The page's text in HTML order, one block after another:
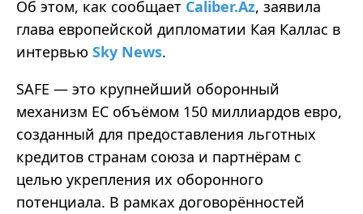
Об этом, как сообщает Caliber.Az, заявила
глава европейской дипломатии Кая Каллас в
интервью Sky News.
SAFE — это крупнейший оборонный
механизм ЕС объёмом 150 миллиардов евро,
созданный для предоставления льготных
кредитов странам союза и партнёрам с
целью укрепления их оборонного
потенциала. В рамках договорённостей